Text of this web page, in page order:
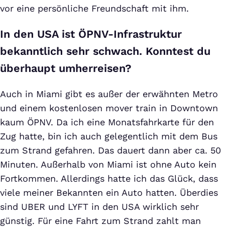
vor eine persönliche Freundschaft mit ihm.
In den USA ist ÖPNV-Infrastruktur
bekanntlich sehr schwach. Konntest du
überhaupt umherreisen?
Auch in Miami gibt es außer der erwähnten Metro
und einem kostenlosen mover train in Downtown
kaum ÖPNV. Da ich eine Monatsfahrkarte für den
Zug hatte, bin ich auch gelegentlich mit dem Bus
zum Strand gefahren. Das dauert dann aber ca. 50
Minuten. Außerhalb von Miami ist ohne Auto kein
Fortkommen. Allerdings hatte ich das Glück, dass
viele meiner Bekannten ein Auto hatten. Überdies
sind UBER und LYFT in den USA wirklich sehr
günstig. Für eine Fahrt zum Strand zahlt man